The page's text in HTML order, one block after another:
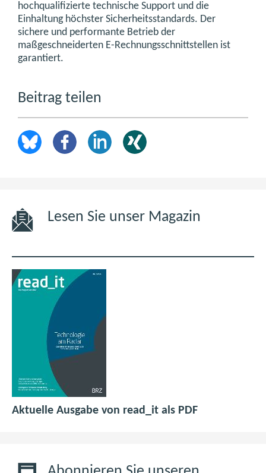
hochqualifizierte technische Support und die
Einhaltung höchster Sicherheitsstandards. Der
sichere und performante Betrieb der
maßgeschneiderten E-Rechnungsschnittstellen ist
garantiert.
Beitrag teilen
Lesen Sie unser Magazin
Aktuelle Ausgabe von read_it als PDFp
,
(
n